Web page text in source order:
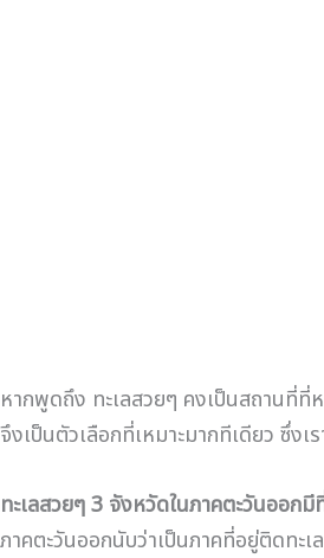
หากพูดถึง ทะเลสวยๆ คงเป็นสถานที่ที่
จึงเป็นตัวเลือกที่เหมาะมากทีเดียว ซึ่ง
ทะเลสวยๆ 3 จังหวัดในภาคตะวันออกมี
ภาคตะวันออกนับว่าเป็นภาคที่อยู่ติดทะ